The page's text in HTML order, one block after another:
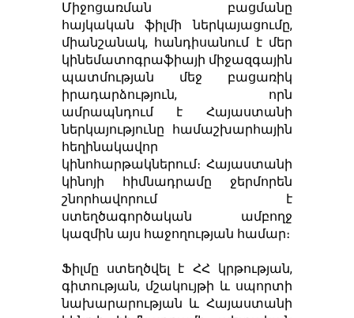
Միջոցառման բացմանը
հայկական ֆիլմի ներկայացումը,
միանշանակ, հանդիսանում է մեր
կինեմատոգրաֆիայի միջազգային
պատմության մեջ բացառիկ
իրադարձություն, որն
ամրապնդում է Հայաստանի
ներկայությունը համաշխարհային
հեղինակավոր
կինոհարթակներում։ Հայաստանի
կինոյի հիմնադրամը ջերմորեն
շնորհավորում է
ստեղծագործական ամբողջ
կազմին այս հաջողության համար։
Ֆիլմը ստեղծվել է ՀՀ կրթության,
գիտության, մշակույթի և սպորտի
նախարարության և Հայաստանի